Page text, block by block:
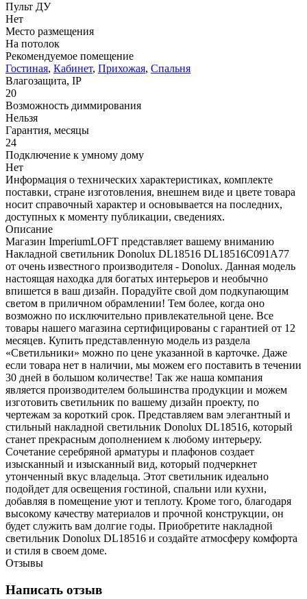
Пульт ДУ
Нет
Место размещения
На потолок
Рекомендуемое помещение
Гостиная, Кабинет, Прихожая, Спальня
Влагозащита, IP
20
Возможность диммирования
Нельзя
Гарантия, месяцы
24
Подключение к умному дому
Нет
Информация о технических характеристиках, комплекте
поставки, стране изготовления, внешнем виде и цвете товара
носит справочный характер и основывается на последних,
доступных к моменту публикации, сведениях.
Описание
Магазин ImperiumLOFT представляет вашему вниманию
Накладной светильник Donolux DL18516 DL18516C091A77
от очень известного производителя - Donolux. Данная модель
настоящая находка для богатых интерьеров и необычно
впишется в ваш дизайн. Порадуйте свой дом подкупающим
светом в приличном обрамлении! Тем более, когда оно
возможно по исключительно привлекательной цене. Все
товары нашего магазина сертифицированы с гарантией от 12
месяцев. Купить представленную модель из раздела
«Светильники» можно по цене указанной в карточке. Даже
если товара нет в наличии, мы можем его поставить в течении
30 дней в большом количестве! Так же наша компания
является производителем большинства продукции и можем
изготовить светильник по вашему дизайн проекту, по
чертежам за короткий срок. Представляем вам элегантный и
стильный накладной светильник Donolux DL18516, который
станет прекрасным дополнением к любому интерьеру.
Сочетание серебряной арматуры и плафонов создает
изысканный и изысканный вид, который подчеркнет
утонченный вкус владельца. Этот светильник идеально
подойдет для освещения гостиной, спальни или кухни,
добавляя в помещение уют и теплоту. Кроме того, благодаря
высокому качеству материалов и прочной конструкции, он
будет служить вам долгие годы. Приобретите накладной
светильник Donolux DL18516 и создайте атмосферу комфорта
и стиля в своем доме.
Отзывы
Написать отзыв